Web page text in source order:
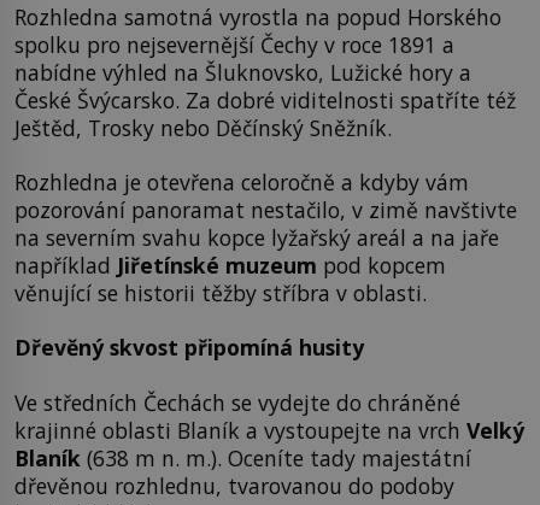
Rozhledna samotná vyrostla na popud Horského
spolku pro nejsevernější Čechy v roce 1891 a
nabídne výhled na Šluknovsko, Lužické hory a
České Švýcarsko. Za dobré viditelnosti spatříte též
Ještěd, Trosky nebo Děčínský Sněžník.
Rozhledna je otevřena celoročně a kdyby vám
pozorování panoramat nestačilo, v zimě navštivte
na severním svahu kopce lyžařský areál a na jaře
například Jiřetínské muzeum pod kopcem
věnující se historii těžby stříbra v oblasti.
Dřevěný skvost připomíná husity
Ve středních Čechách se vydejte do chráněné
krajinné oblasti Blaník a vystoupejte na vrch Velký
Blaník (638 m n. m.). Oceníte tady majestátní
dřevěnou rozhlednu, tvarovanou do podoby